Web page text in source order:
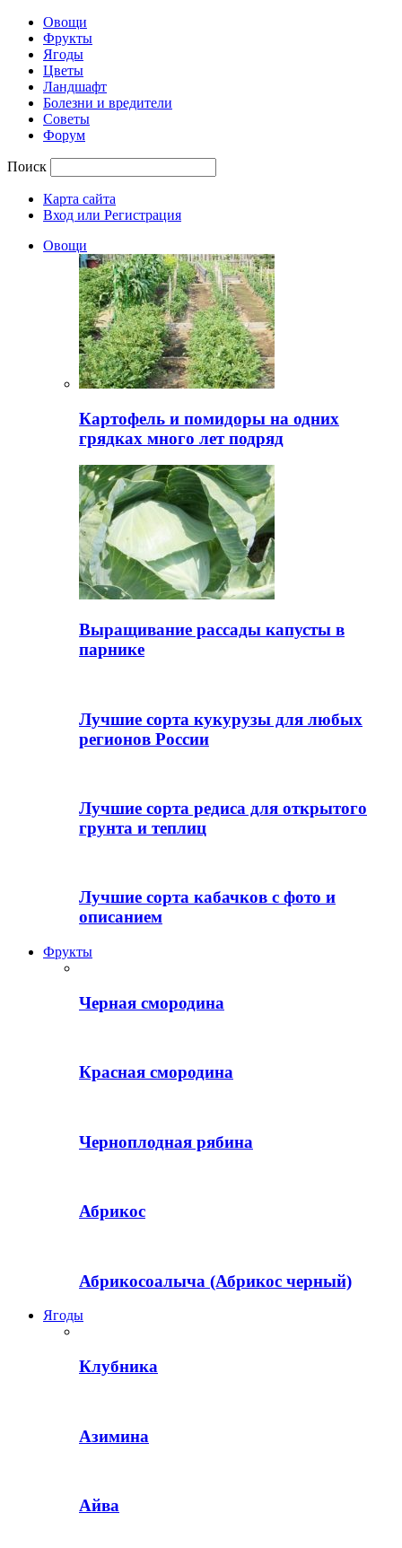
Овощи
Фрукты
Ягоды
Цветы
Ландшафт
Болезни и вредители
Советы
Форум
Поиск
Карта сайта
Вход или Регистрация
Овощи
Картофель и помидоры на одних
грядках много лет подряд
Выращивание рассады капусты в
парнике
Лучшие сорта кукурузы для любых
регионов России
Лучшие сорта редиса для открытого
грунта и теплиц
Лучшие сорта кабачков с фото и
описанием
Фрукты
Черная смородина
Красная смородина
Черноплодная рябина
Абрикос
Абрикосоалыча (Абрикос черный)
Ягоды
Клубника
Азимина
Айва